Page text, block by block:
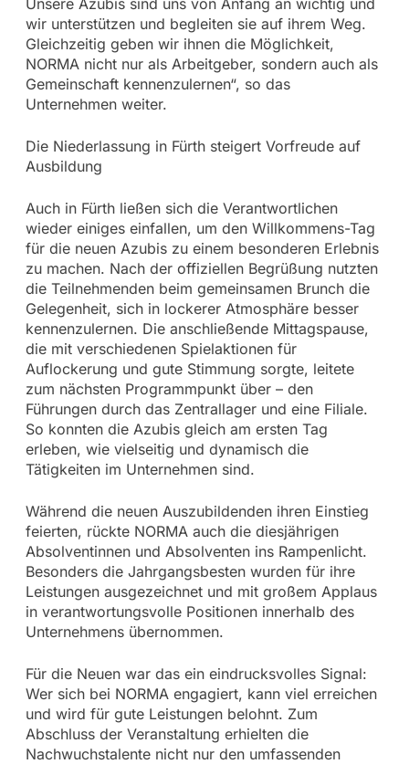
Unsere Azubis sind uns von Anfang an wichtig und
wir unterstützen und begleiten sie auf ihrem Weg.
Gleichzeitig geben wir ihnen die Möglichkeit,
NORMA nicht nur als Arbeitgeber, sondern auch als
Gemeinschaft kennenzulernen“, so das
Unternehmen weiter.
Die Niederlassung in Fürth steigert Vorfreude auf
Ausbildung
Auch in Fürth ließen sich die Verantwortlichen
wieder einiges einfallen, um den Willkommens-Tag
für die neuen Azubis zu einem besonderen Erlebnis
zu machen. Nach der offiziellen Begrüßung nutzten
die Teilnehmenden beim gemeinsamen Brunch die
Gelegenheit, sich in lockerer Atmosphäre besser
kennenzulernen. Die anschließende Mittagspause,
die mit verschiedenen Spielaktionen für
Auflockerung und gute Stimmung sorgte, leitete
zum nächsten Programmpunkt über – den
Führungen durch das Zentrallager und eine Filiale.
So konnten die Azubis gleich am ersten Tag
erleben, wie vielseitig und dynamisch die
Tätigkeiten im Unternehmen sind.
Während die neuen Auszubildenden ihren Einstieg
feierten, rückte NORMA auch die diesjährigen
Absolventinnen und Absolventen ins Rampenlicht.
Besonders die Jahrgangsbesten wurden für ihre
Leistungen ausgezeichnet und mit großem Applaus
in verantwortungsvolle Positionen innerhalb des
Unternehmens übernommen.
Für die Neuen war das ein eindrucksvolles Signal:
Wer sich bei NORMA engagiert, kann viel erreichen
und wird für gute Leistungen belohnt. Zum
Abschluss der Veranstaltung erhielten die
Nachwuchstalente nicht nur den umfassenden